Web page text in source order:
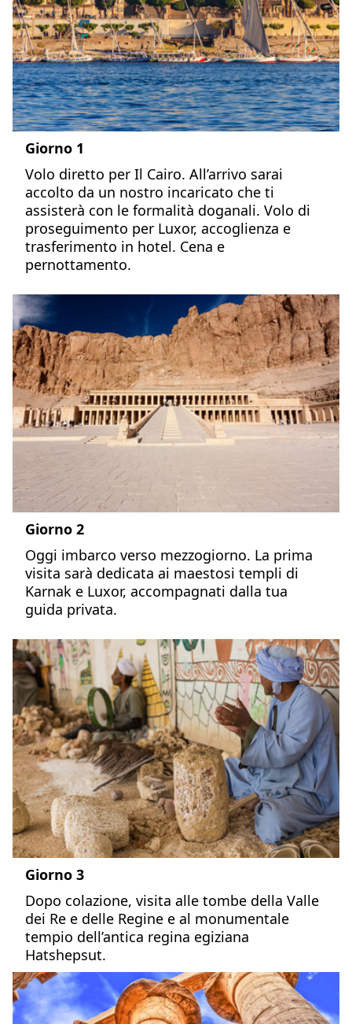
Giorno 1
Volo diretto per Il Cairo. All’arrivo sarai
accolto da un nostro incaricato che ti
assisterà con le formalità doganali. Volo di
proseguimento per Luxor, accoglienza e
trasferimento in hotel. Cena e
pernottamento.
Giorno 2
Oggi imbarco verso mezzogiorno. La prima
visita sarà dedicata ai maestosi templi di
Karnak e Luxor, accompagnati dalla tua
guida privata.
Giorno 3
Dopo colazione, visita alle tombe della Valle
dei Re e delle Regine e al monumentale
tempio dell’antica regina egiziana
Hatshepsut.